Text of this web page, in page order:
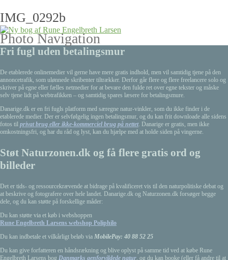
IMG_0292b
Photo Navigation
Fri fugl uden betalingsmur
De etablerede onlinemedier vil gerne have mere gratis indhold, men vil samtidig tjene på den
annoncetrafik, som ulønnede skribenter tiltrækker. Derfor går flere og flere freelancere solo og
skriver på egne eller fælles netmedier for at bevare den fulde ret over egne tekster og måske
selv tjene lidt på webtrafikken – og samtidig spares læsere for betalingsmure.
Danarige.dk er en fri fugls platform med særegne natur-vinkler, som du ikke finder i de
etablerede medier. Der er selvfølgelig ingen betalingsmur, og du kan frit downloade alle sidens
fotos til privat brug eller ikke-kommerciel brug på nettet. Danarige er gratis, men ikke
omkostningsfri, og har du råd og lyst, kan du hjælpe med at holde siden på vingerne.
Støt Naturzonen.dk og få flere gratis ord og
billeder
Det er tids- og ressourcekrævende at bidrage på kvalificeret vis til den naturpolitiske debat og
at beskrive og fotografere over hele landet. Danarige.dk og Naturzonen.dk forsøger begge
dele, og du kan støtte på forskellige måder:
Du kan støtte via et køb i webshoppen
Rune Engelbreth Larsens webshop Poliphilo
Du kan indbetale et vilkårligt beløb via MobilePay: 40 88 52 25
Du kan give forfatteren en håndsrækning og blive oplyst på samme tid ved at købe Rune
Engelbreth Larsens bog Danmarks genforvildede natur, og du kan booke (eller få andre til at